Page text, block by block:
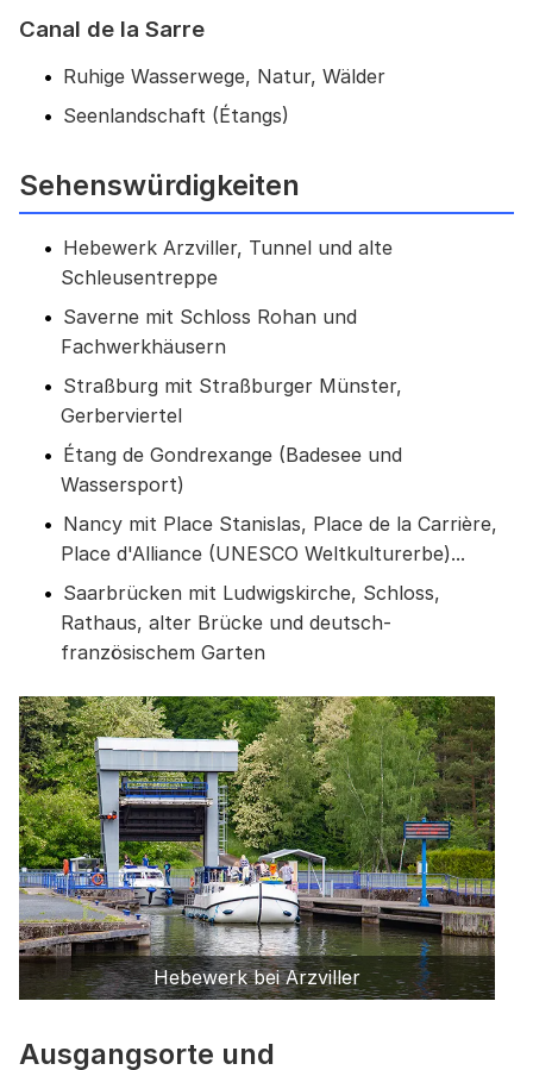
Canal de la Sarre
Ruhige Wasserwege, Natur, Wälder
Seenlandschaft (Étangs)
Sehenswürdigkeiten
Hebewerk Arzviller, Tunnel und alte
Schleusentreppe
Saverne mit Schloss Rohan und
Fachwerkhäusern
Straßburg mit Straßburger Münster,
Gerberviertel
Étang de Gondrexange (Badesee und
Wassersport)
Nancy mit Place Stanislas, Place de la Carrière,
Place d'Alliance (UNESCO Weltkulturerbe)...
Saarbrücken mit Ludwigskirche, Schloss,
Rathaus, alter Brücke und deutsch-
französischem Garten
Hebewerk bei Arzviller
Ausgangsorte und